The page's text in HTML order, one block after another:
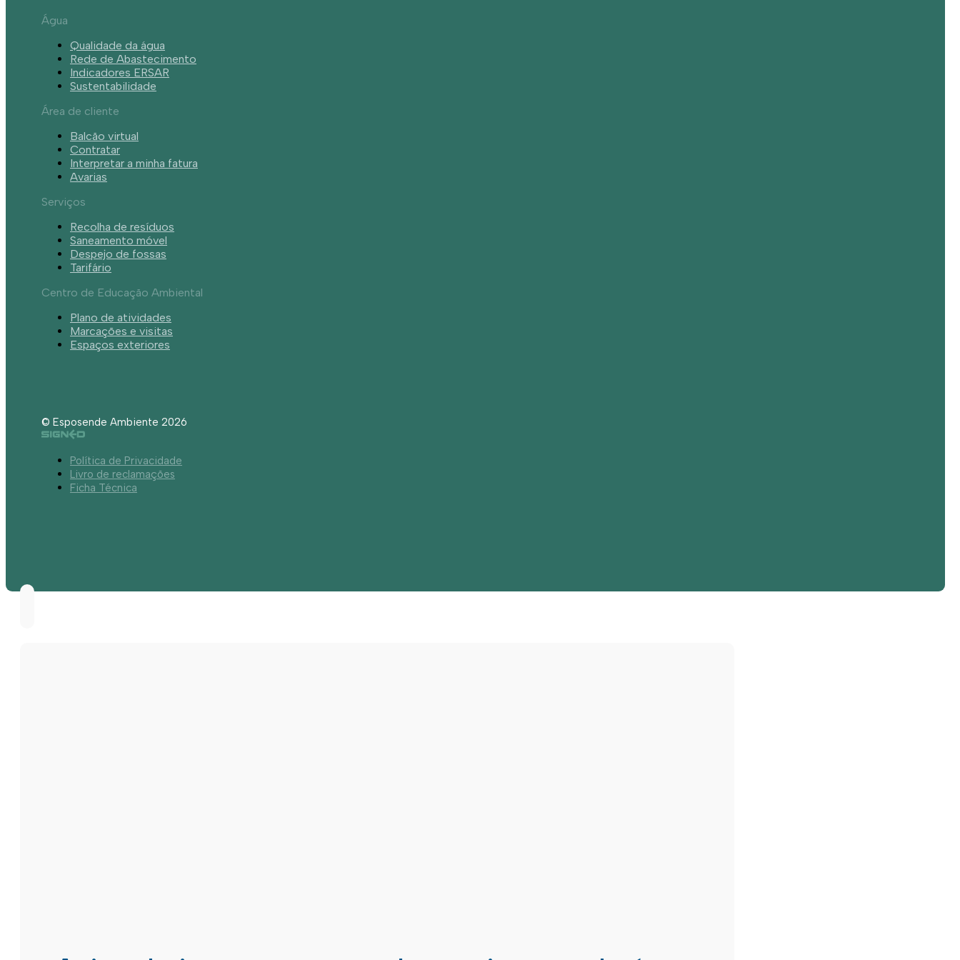
Água
Qualidade da água
Rede de Abastecimento
Indicadores ERSAR
Sustentabilidade
Área de cliente
Balcão virtual
Contratar
Interpretar a minha fatura
Avarias
Serviços
Recolha de resíduos
Saneamento móvel
Despejo de fossas
Tarifário
Centro de Educação Ambiental
Plano de atividades
Marcações e visitas
Espaços exteriores
© Esposende Ambiente 2026
Política de Privacidade
Livro de reclamações
Ficha Técnica